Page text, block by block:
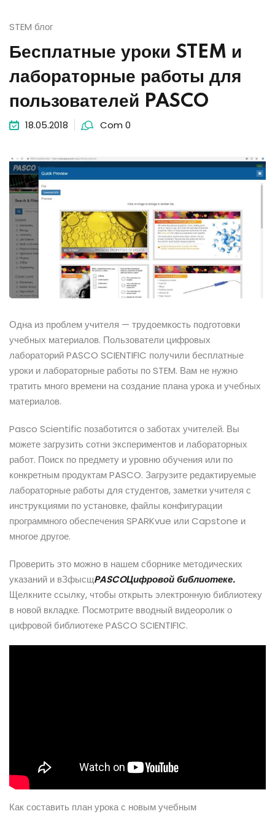
STEM блог
Бесплатные уроки STEM и
лабораторные работы для
пользователей PASCO
18.05.2018 Com 0
Одна из проблем учителя — трудоемкость подготовки
учебных материалов. Пользователи цифровых
лабораторий PASCO SCIENTIFIC получили бесплатные
уроки и лабораторные работы по STEM. Вам не нужно
тратить много времени на создание плана урока и учебных
материалов.
Pasco Scientific позаботится о заботах учителей. Вы
можете загрузить сотни экспериментов и лабораторных
работ. Поиск по предмету и уровню обучения или по
конкретным продуктам PASCO. Загрузите редактируемые
лабораторные работы для студентов, заметки учителя с
инструкциями по установке, файлы конфигурации
программного обеспечения SPARKvue или Capstone и
многое другое.
Проверить это можно в нашем сборнике методических
указаний и вЗфысщPASCOЦифровой библиотеке.
Щелкните ссылку, чтобы открыть электронную библиотеку
в новой вкладке. Посмотрите вводный видеоролик о
цифровой библиотеке PASCO SCIENTIFIC.
Как составить план урока с новым учебным